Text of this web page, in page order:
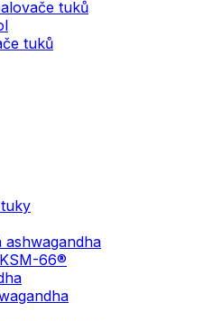
tuků
tuků
66®